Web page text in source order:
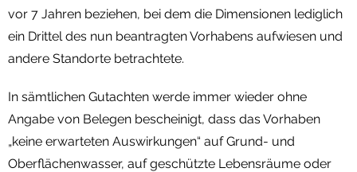
vor 7 Jahren beziehen, bei dem die Dimensionen lediglich
ein Drittel des nun beantragten Vorhabens aufwiesen und
andere Standorte betrachtete.
In sämtlichen Gutachten werde immer wieder ohne
Angabe von Belegen bescheinigt, dass das Vorhaben
„keine erwarteten Auswirkungen“ auf Grund- und
Oberflächenwasser, auf geschützte Lebensräume oder